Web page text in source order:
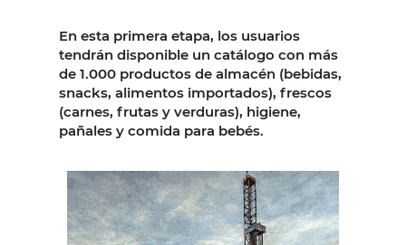
En esta primera etapa, los usuarios
tendrán disponible un catálogo con más
de 1.000 productos de almacén (bebidas,
snacks, alimentos importados), frescos
(carnes, frutas y verduras), higiene,
pañales y comida para bebés.